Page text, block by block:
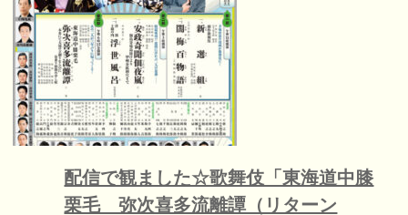
配信で観ました☆歌舞伎「東海道中膝
栗毛 弥次喜多流離譚（リターン